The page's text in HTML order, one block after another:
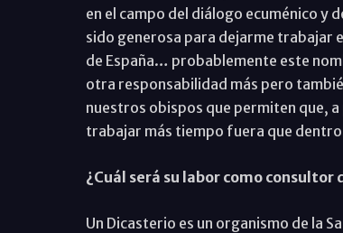
en el campo del diálogo ecuménico y
sido generosa para dejarme trabajar
de España… probablemente este
otra responsabilidad más pero
nuestros obispos que permiten que,
trabajar más tiempo fuera que
¿Cuál será su labor como
Un Dicasterio es un organismo de la